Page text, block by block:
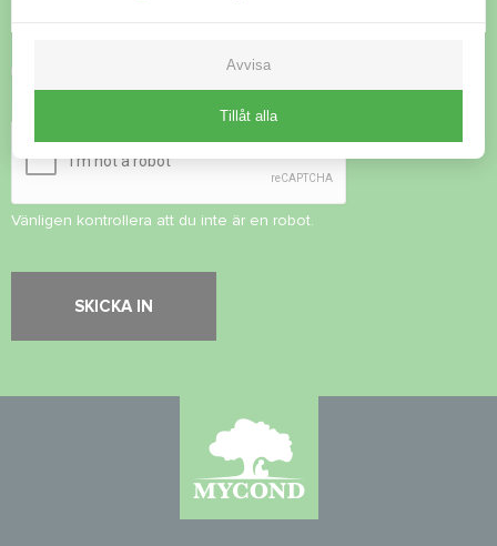
integritetspolicy
Vänligen kontrollera att du inte är en robot.
Avvisa
Tillåt alla